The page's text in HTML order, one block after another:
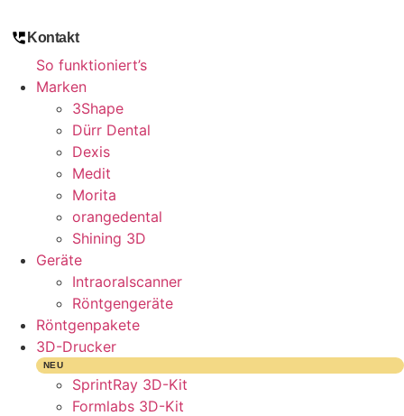
InhaltKontakt
So funktioniert’s
Marken
3Shape
Dürr Dental
Dexis
Medit
Morita
orangedental
Shining 3D
Geräte
Intraoralscanner
Röntgengeräte
Röntgenpakete
3D-Drucker
NEU
SprintRay 3D-Kit
Formlabs 3D-Kit